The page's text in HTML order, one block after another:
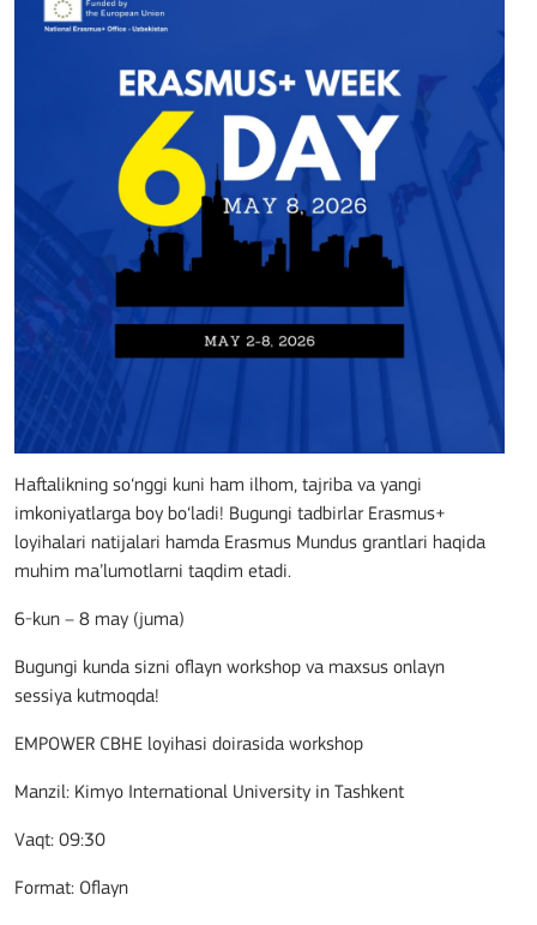
Haftalikning so‘nggi kuni ham ilhom, tajriba va yangi
imkoniyatlarga boy bo‘ladi! Bugungi tadbirlar Erasmus+
loyihalari natijalari hamda Erasmus Mundus grantlari haqida
muhim ma’lumotlarni taqdim etadi.
6-kun – 8 may (juma)
Bugungi kunda sizni oflayn workshop va maxsus onlayn
sessiya kutmoqda!
EMPOWER CBHE loyihasi doirasida workshop
Manzil: Kimyo International University in Tashkent
Vaqt: 09:30
Format: Oflayn